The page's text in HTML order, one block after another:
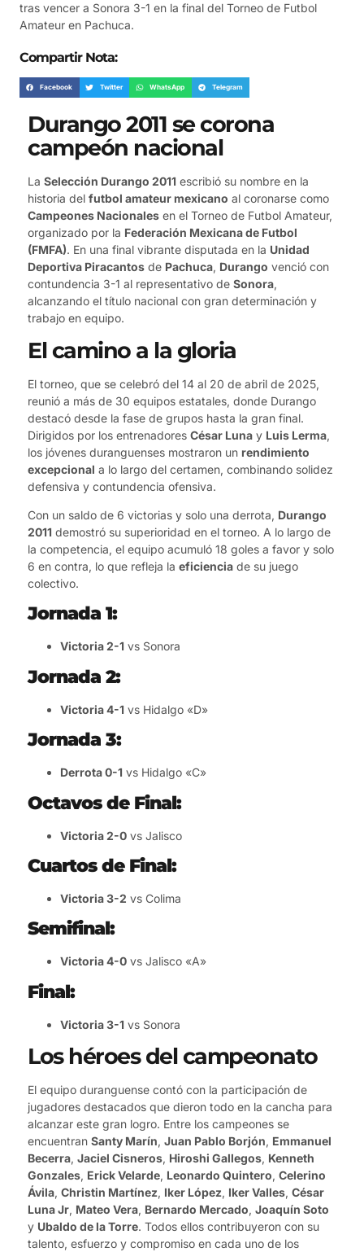
tras vencer a Sonora 3-1 en la final del Torneo de Futbol
Amateur en Pachuca.
Compartir Nota:
Facebook Twitter WhatsApp Telegram
Durango 2011 se corona
campeón nacional
La Selección Durango 2011 escribió su nombre en la
historia del futbol amateur mexicano al coronarse como
Campeones Nacionales en el Torneo de Futbol Amateur,
organizado por la Federación Mexicana de Futbol
(FMFA). En una final vibrante disputada en la Unidad
Deportiva Piracantos de Pachuca, Durango venció con
contundencia 3-1 al representativo de Sonora,
alcanzando el título nacional con gran determinación y
trabajo en equipo.
El camino a la gloria
El torneo, que se celebró del 14 al 20 de abril de 2025,
reunió a más de 30 equipos estatales, donde Durango
destacó desde la fase de grupos hasta la gran final.
Dirigidos por los entrenadores César Luna y Luis Lerma,
los jóvenes duranguenses mostraron un rendimiento
excepcional a lo largo del certamen, combinando solidez
defensiva y contundencia ofensiva.
Con un saldo de 6 victorias y solo una derrota, Durango
2011 demostró su superioridad en el torneo. A lo largo de
la competencia, el equipo acumuló 18 goles a favor y solo
6 en contra, lo que refleja la eficiencia de su juego
colectivo.
Jornada 1:
Victoria 2-1 vs Sonora
Jornada 2:
Victoria 4-1 vs Hidalgo «D»
Jornada 3:
Derrota 0-1 vs Hidalgo «C»
Octavos de Final:
Victoria 2-0 vs Jalisco
Cuartos de Final:
Victoria 3-2 vs Colima
Semifinal:
Victoria 4-0 vs Jalisco «A»
Final:
Victoria 3-1 vs Sonora
Los héroes del campeonato
El equipo duranguense contó con la participación de
jugadores destacados que dieron todo en la cancha para
alcanzar este gran logro. Entre los campeones se
encuentran Santy Marín, Juan Pablo Borjón, Emmanuel
Becerra, Jaciel Cisneros, Hiroshi Gallegos, Kenneth
Gonzales, Erick Velarde, Leonardo Quintero, Celerino
Ávila, Christin Martínez, Iker López, Iker Valles, César
Luna Jr, Mateo Vera, Bernardo Mercado, Joaquín Soto
y Ubaldo de la Torre. Todos ellos contribuyeron con su
talento, esfuerzo y compromiso en cada uno de los